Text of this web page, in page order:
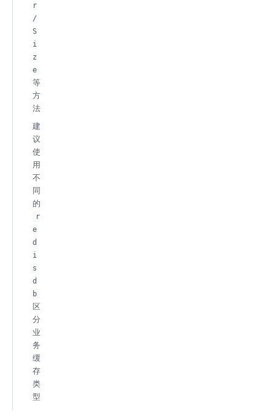
r
/
S
i
z
e
等
方
法
建
议
使
用
不
同
的
r
e
d
i
s
d
b
区
分
业
务
缓
存
类
型